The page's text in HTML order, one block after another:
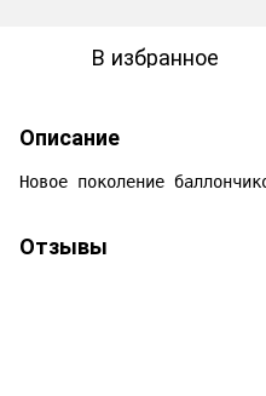
В избранное
Описание
Новое поколение
Отзывы